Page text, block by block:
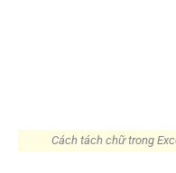
Cách tách chữ trong